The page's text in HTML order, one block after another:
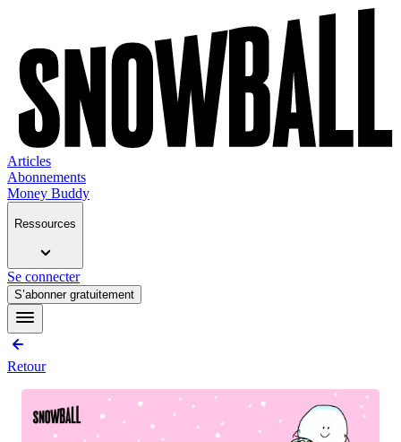
Articles
Abonnements
Money Buddy
Ressources
Se connecter
S’abonner gratuitement
Retour